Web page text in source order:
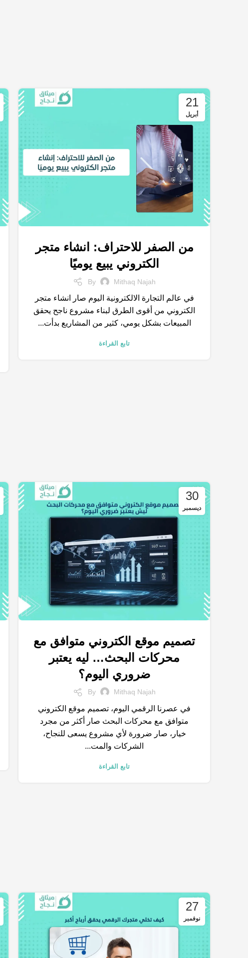
21
أبريل
التسويق الالكتروني ,انشاء متجر الكتروني
خدمات التسويق الالكتروني,علامة التجارية,متجر الكتروني
محركات البحث ,نتائج البحث
من الصفر للاحتراف: انشاء متجر
الكتروني يبيع يوميًا
By Mithaq Najah
في عالم التجارة الالكترونية اليوم صار انشاء متجر
الكتروني من أقوى الطرق لبناء مشروع ناجح يحقق
المبيعات بشكل يومي، كثير من المشاريع بدأت...
تابع القراءة
30
ديسمبر
التسويق الالكتروني , المتاجر الالكترونية تصميم مواقع
متجر الكتروني
تصميم موقع الكتروني متوافق مع
محركات البحث… ليه يعتبر
ضروري اليوم؟
By Mithaq Najah
في عصرنا الرقمي اليوم، تصميم موقع الكتروني
متوافق مع محركات البحث صار أكثر من مجرد
خيار، صار ضرورة لأي مشروع يسعى للنجاح،
الشركات والمت...
تابع القراءة
27
نوفمبر